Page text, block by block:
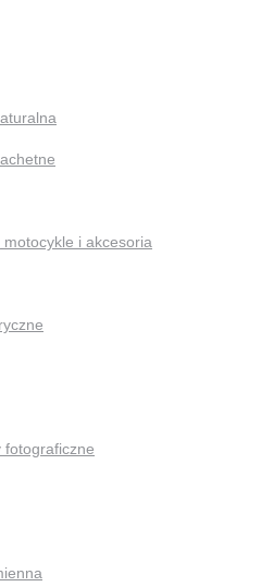
i akcesoria
fotograficzne